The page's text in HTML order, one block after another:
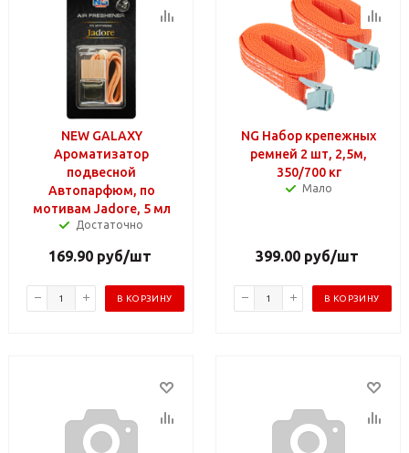
NEW GALAXY
Ароматизатор
подвесной
Автопарфюм, по
мотивам Jadore, 5 мл
Достаточно
169.90руб/шт
В КОРЗИНУ
NG Набор крепежных
ремней 2 шт, 2,5м,
350/700 кг
Мало
399.00руб/шт
В КОРЗИНУ